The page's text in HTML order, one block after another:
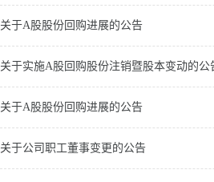
关于A股股份回购进展的公告
关于实施A股回购股份注销暨股本变动的公
关于A股股份回购进展的公告
关于公司职工董事变更的公告